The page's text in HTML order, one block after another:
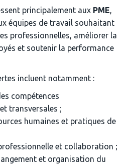
principalement aux PME
équipes de travail souhaitant
professionnelles, améliorer la
et soutenir la performance
incluent notamment :
compétences
transversales ;
humaines et pratiques de
et collaboration ;
et organisation du